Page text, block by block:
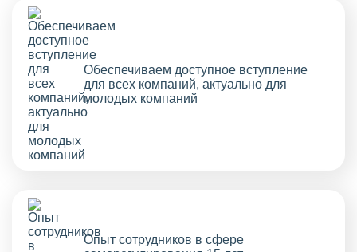
Обеспечиваем доступное вступление
для всех компаний, актуально для
молодых компаний
Опыт сотрудников в сфере